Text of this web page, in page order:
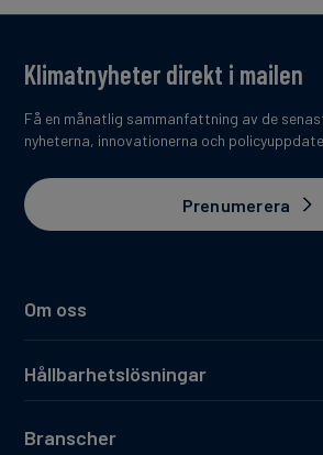
Om oss
Hållbarhetslösningar
Branscher
Klimatnyheter direkt i mailen
Få en månatlig sammanfattning av de
nyheterna, innovationerna och
Prenumerera